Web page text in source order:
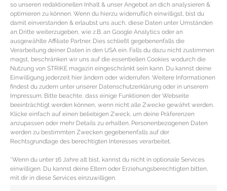
so unseren redaktionellen Inhalt & unser Angebot an dich analysieren &
optimieren zu können. Wenn du hierzu widerruflich einwilligst, bist du
damit einverstanden & erlaubst uns auch, diese Daten unter Umständen
an Dritte weiterzugeben, wie z.B. an Google Analytics oder an
ausgewählte Affiliate Partner. Dies schließt gegebenenfalls die
Verarbeitung deiner Daten in den USA ein. Falls du dazu nicht zustimmen
magst, beschränken wir uns auf die essentiellen Cookies wodurch die
Nutzung von STRIKE magazin eingeschränkt sein kann. Du kannst deine
Einwilligung jederzeit hier ändern oder widerrufen. Weitere Informationen
findest du zudem unter unserer Datenschutzerklärung oder in unserem
Impressum. Bitte beachte, dass einige Funktionen der Webseite
beeinträchtigt werden können, wenn nicht alle Zwecke gewährt werden.
Klicke einfach auf einen beliebigen Zweck, um deine Präferenzen
anzupassen oder mehr Details zu erhalten. Personenbezogenen Daten
werden zu bestimmten Zwecken gegebenenfalls auf der
Rechtsgrundlage des berechtigten Interesses verarbeitet.
*Wenn du unter 16 Jahre alt bist, kannst du nicht in optionale Services
einwilligen. Du kannst deine Eltern oder Erziehungsberechtigten bitten,
mit dir in diese Services einzuwilligen.
WOHNINSPIRATION – Die schönsten
Wohnaccessoires und Möbel für die
perfekte Hausbar
Einrichtungstipps – Deko, Wohnaccessoires & Möbel für
die Hausbar Die Retro-Welle, ausgelöst durch Serien
wie Mad Men & Co, haben